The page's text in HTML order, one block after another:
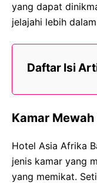
yang dapat
jelajahi lebih
Daftar Isi
Kamar
Hotel Asia Afrika
jenis kamar yang
yang memikat.